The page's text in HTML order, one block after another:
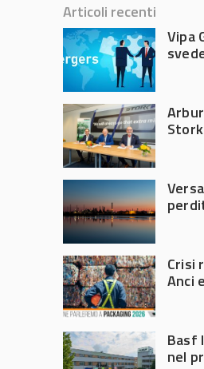
Articoli recenti
Vipa
Crisi
Anci
Basf
nel